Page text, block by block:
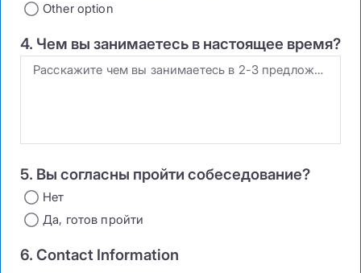
Other option
4. Чем вы занимаетесь в настоящее время?
Расскажите чем вы занимаетесь в 2-3 предложениях
5. Вы согласны пройти собеседование?
Нет
Да, готов пройти
6. Contact Information